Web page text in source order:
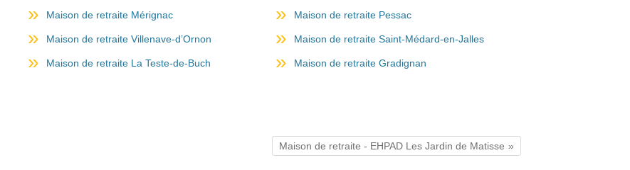
Maison de retraite Mérignac Maison de retraite Pessac
Maison de retraite Villenave-d’Ornon Maison de retraite Saint-Médard-en-Jalles
Maison de retraite La Teste-de-Buch Maison de retraite Gradignan
Maison de retraite - EHPAD Les Jardin de Matisse